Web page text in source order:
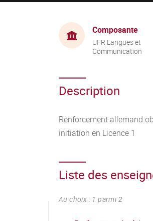
Composante
UFR Langues et
Communication
Description
Renforcement allemand
initiation en Licence 1
Liste des
Au choix : 1 parmi 2